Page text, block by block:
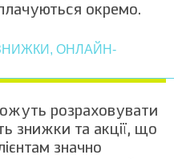
окремо.
ОНЛАЙН-
розраховувати
знижки та акції, що
значно